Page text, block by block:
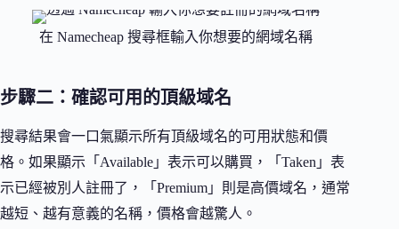
在 Namecheap 搜尋框輸入你想要的網域名稱
步驟二：確認可用的頂級域名
搜尋結果會一口氣顯示所有頂級域名的可用狀態和價
格。如果顯示「Available」表示可以購買，「Taken」表
示已經被別人註冊了，「Premium」則是高價域名，通常
越短、越有意義的名稱，價格會越驚人。